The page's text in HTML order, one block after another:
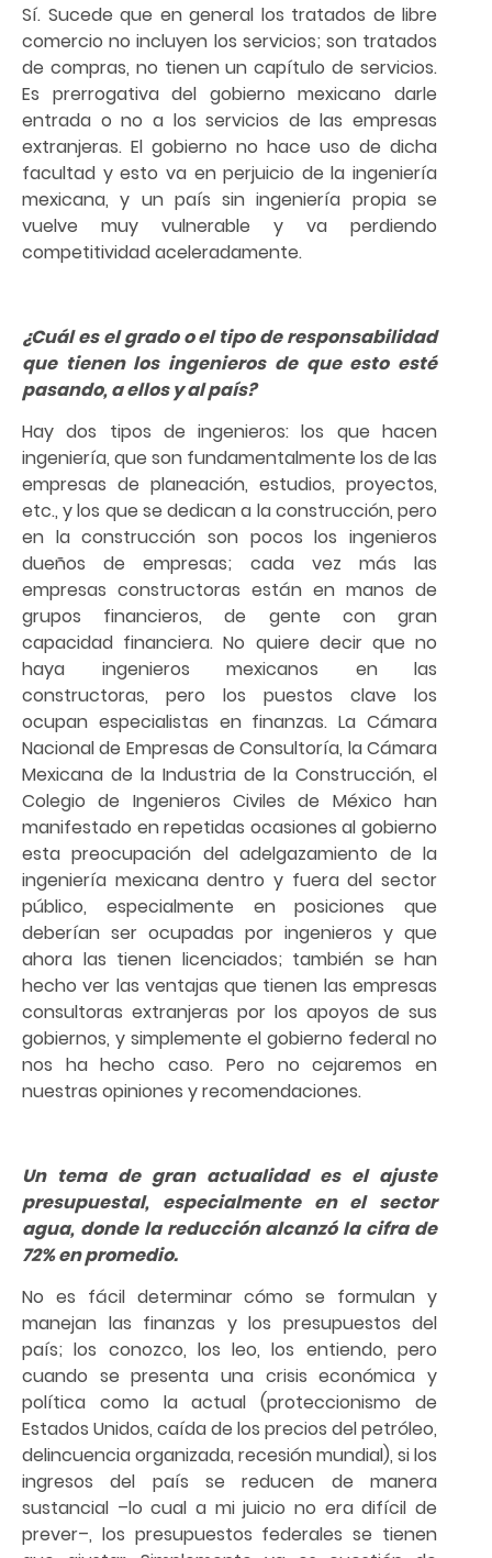
Sí. Sucede que en general los tratados de libre
comercio no incluyen los servicios; son tratados
de compras, no tienen un capítulo de servicios.
Es prerrogativa del gobierno mexicano darle
entrada o no a los servicios de las empresas
extranjeras. El gobierno no hace uso de dicha
facultad y esto va en perjuicio de la ingeniería
mexicana, y un país sin ingeniería propia se
vuelve muy vulnerable y va perdiendo
competitividad aceleradamente.
¿Cuál es el grado o el tipo de responsabilidad
que tienen los ingenieros de que esto esté
pasando, a ellos y al país?
Hay dos tipos de ingenieros: los que hacen
ingeniería, que son fundamentalmente los de las
empresas de planeación, estudios, proyectos,
etc., y los que se dedican a la construcción, pero
en la construcción son pocos los ingenieros
dueños de empresas; cada vez más las
empresas constructoras están en manos de
grupos financieros, de gente con gran
capacidad financiera. No quiere decir que no
haya ingenieros mexicanos en las
constructoras, pero los puestos clave los
ocupan especialistas en finanzas. La Cámara
Nacional de Empresas de Consultoría, la Cámara
Mexicana de la Industria de la Construcción, el
Colegio de Ingenieros Civiles de México han
manifestado en repetidas ocasiones al gobierno
esta preocupación del adelgazamiento de la
ingeniería mexicana dentro y fuera del sector
público, especialmente en posiciones que
deberían ser ocupadas por ingenieros y que
ahora las tienen licenciados; también se han
hecho ver las ventajas que tienen las empresas
consultoras extranjeras por los apoyos de sus
gobiernos, y simplemente el gobierno federal no
nos ha hecho caso. Pero no cejaremos en
nuestras opiniones y recomendaciones.
Un tema de gran actualidad es el ajuste
presupuestal, especialmente en el sector
agua, donde la reducción alcanzó la cifra de
72% en promedio.
No es fácil determinar cómo se formulan y
manejan las finanzas y los presupuestos del
país; los conozco, los leo, los entiendo, pero
cuando se presenta una crisis económica y
política como la actual (proteccionismo de
Estados Unidos, caída de los precios del petróleo,
delincuencia organizada, recesión mundial), si los
ingresos del país se reducen de manera
sustancial –lo cual a mi juicio no era difícil de
prever–, los presupuestos federales se tienen